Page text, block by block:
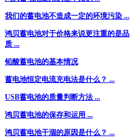
我们的蓄电池不造成一定的环境污染 ...
鸿贝蓄电池对于价格来说更注重的是品
质 ...
铅酸蓄电池的基本情况
蓄电池恒定电流充电法是什么？ ...
USB蓄电池的质量判断方法 ...
鸿贝蓄电池的保存和运用 ...
鸿贝蓄电池干涸的原因是什么？ ...